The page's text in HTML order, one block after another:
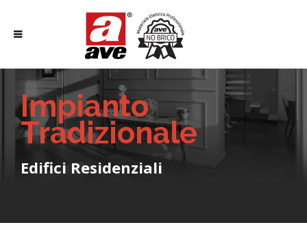
Impianto
Tradizionale
Edifici Residenziali